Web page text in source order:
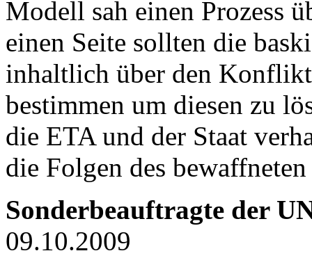
Modell sah einen Prozess
einen Seite sollten die
inhaltlich über den
bestimmen um diesen zu
die ETAund der Staat
die Folgen des
Sonderbeauftragte der
09.10.2009